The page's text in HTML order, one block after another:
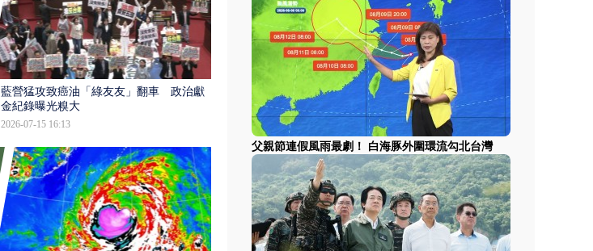
藍營猛攻致癌油「綠友友」翻車 政治獻
金紀錄曝光糗大
2026-07-15 16:13
父親節連假風雨最劇！ 白海豚外圍環流勾北台灣